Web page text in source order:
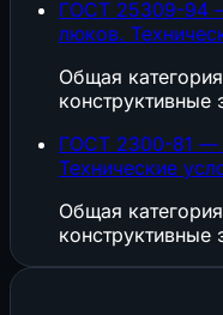
ГОСТ 25309-94
люков.
Общая
конструктивные
ГОСТ 2300-81 —
Технические
Общая
конструктивные